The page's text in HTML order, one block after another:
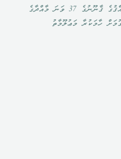
މަޢުލޫމާތު ހޯދައި ލިބިގަތުމުގެ ޙައްޤުގެ ޤާނޫނުގެ 37 ވަނަ މާއްދާގެ
ހާމަކުރާ މަޢުލޫމާތު